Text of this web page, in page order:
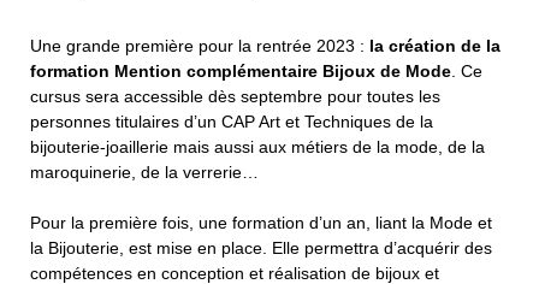
Une grande première pour la rentrée 2023 : la création de la
formation Mention complémentaire Bijoux de Mode . Ce
cursus sera accessible dès septembre pour toutes les
personnes titulaires d’un CAP Art et Techniques de la
bijouterie-joaillerie mais aussi aux métiers de la mode, de la
maroquinerie, de la verrerie…
Pour la première fois, une formation d’un an, liant la Mode et
la Bijouterie, est mise en place. Elle permettra d’acquérir des
compétences en conception et réalisation de bijoux et